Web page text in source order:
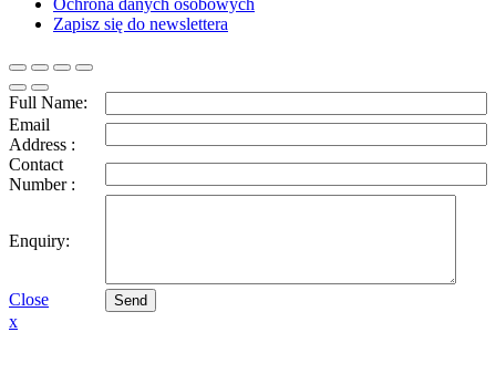
Ochrona danych osobowych
Zapisz się do newslettera
Full Name:
Email
Address :
Contact
Number :
Enquiry:
Close Send
x